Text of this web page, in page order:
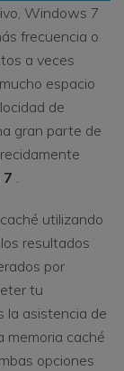
Windows 7
frecuencia o
a veces
espacio
de
gran parte de
.
utilizando
resultados
por
tu
la asistencia de
memoria caché
opciones